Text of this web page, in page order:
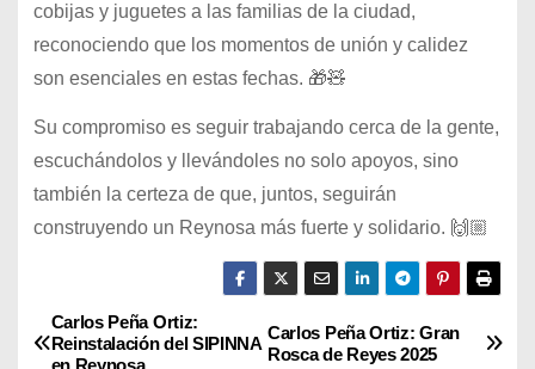
cobijas y juguetes a las familias de la ciudad,
reconociendo que los momentos de unión y calidez
son esenciales en estas fechas. 🎁🧸
Su compromiso es seguir trabajando cerca de la gente,
escuchándolos y llevándoles no solo apoyos, sino
también la certeza de que, juntos, seguirán
construyendo un Reynosa más fuerte y solidario. 🙌🏼
N
Carlos Peña Ortiz: Gran
Rosca de Reyes 2025
Carlos Peña Ortiz:
Reinstalación del SIPINNA
en Reynosa